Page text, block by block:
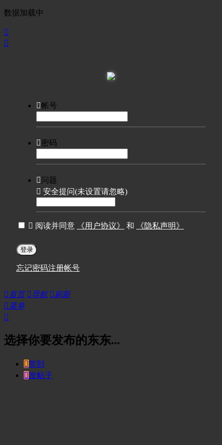
数据加载中


帐号
密码
问题
 安全提问(未设置请忽略)
 阅读并同意 《用户协议》 和 《隐私声明》
登录
忘记密码注册帐号
 首页 导航  刷新
菜单

选择你要发布的东东...
签到
发帖子